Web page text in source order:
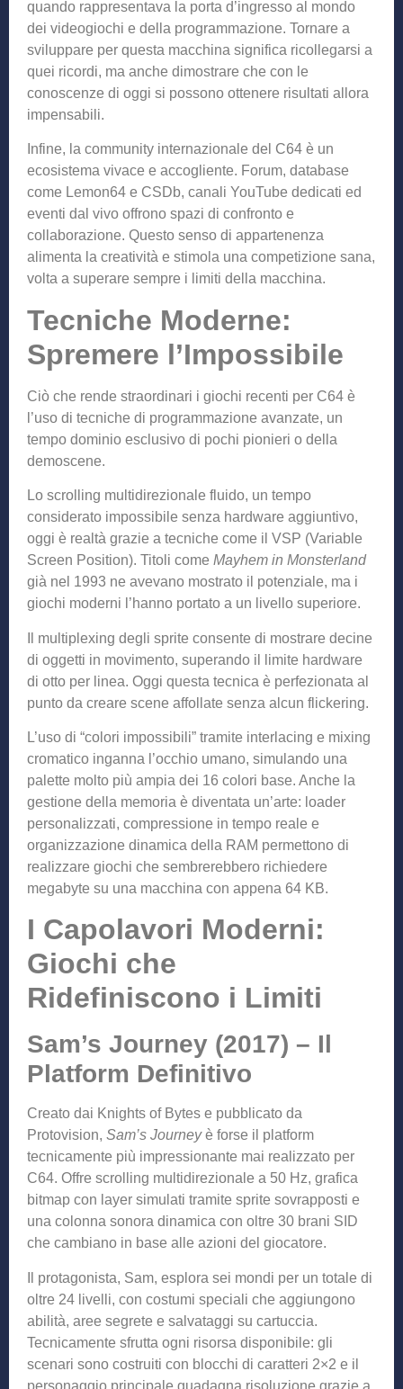
quando rappresentava la porta d’ingresso al mondo
dei videogiochi e della programmazione. Tornare a
sviluppare per questa macchina significa ricollegarsi a
quei ricordi, ma anche dimostrare che con le
conoscenze di oggi si possono ottenere risultati allora
impensabili.
Infine, la community internazionale del C64 è un
ecosistema vivace e accogliente. Forum, database
come Lemon64 e CSDb, canali YouTube dedicati ed
eventi dal vivo offrono spazi di confronto e
collaborazione. Questo senso di appartenenza
alimenta la creatività e stimola una competizione sana,
volta a superare sempre i limiti della macchina.
Tecniche Moderne:
Spremere l’Impossibile
Ciò che rende straordinari i giochi recenti per C64 è
l’uso di tecniche di programmazione avanzate, un
tempo dominio esclusivo di pochi pionieri o della
demoscene.
Lo scrolling multidirezionale fluido, un tempo
considerato impossibile senza hardware aggiuntivo,
oggi è realtà grazie a tecniche come il VSP (Variable
Screen Position). Titoli come Mayhem in Monsterland
già nel 1993 ne avevano mostrato il potenziale, ma i
giochi moderni l’hanno portato a un livello superiore.
Il multiplexing degli sprite consente di mostrare decine
di oggetti in movimento, superando il limite hardware
di otto per linea. Oggi questa tecnica è perfezionata al
punto da creare scene affollate senza alcun flickering.
L’uso di “colori impossibili” tramite interlacing e mixing
cromatico inganna l’occhio umano, simulando una
palette molto più ampia dei 16 colori base. Anche la
gestione della memoria è diventata un’arte: loader
personalizzati, compressione in tempo reale e
organizzazione dinamica della RAM permettono di
realizzare giochi che sembrerebbero richiedere
megabyte su una macchina con appena 64 KB.
I Capolavori Moderni:
Giochi che
Ridefiniscono i Limiti
Sam’s Journey (2017) – Il
Platform Definitivo
Creato dai Knights of Bytes e pubblicato da
Protovision, Sam’s Journeyè forse il platform
tecnicamente più impressionante mai realizzato per
C64. Offre scrolling multidirezionale a 50 Hz, grafica
bitmap con layer simulati tramite sprite sovrapposti e
una colonna sonora dinamica con oltre 30 brani SID
che cambiano in base alle azioni del giocatore.
Il protagonista, Sam, esplora sei mondi per un totale di
oltre 24 livelli, con costumi speciali che aggiungono
abilità, aree segrete e salvataggi su cartuccia.
Tecnicamente sfrutta ogni risorsa disponibile: gli
scenari sono costruiti con blocchi di caratteri 2×2 e il
personaggio principale guadagna risoluzione grazie a